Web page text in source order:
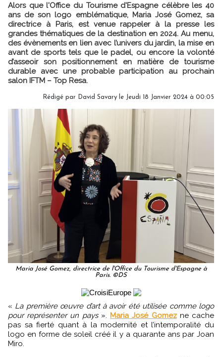
Alors que l'Office du Tourisme d'Espagne célèbre les 40
ans de son logo emblématique, Maria José Gomez, sa
directrice à Paris, est venue rappeler à la presse les
grandes thématiques de la destination en 2024. Au menu,
des évènements en lien avec l’univers du jardin, la mise en
avant de sports tels que le padel, ou encore la volonté
d’asseoir son positionnement en matière de tourisme
durable avec une probable participation au prochain
salon IFTM – Top Resa.
Rédigé par David Savary le Jeudi 18 Janvier 2024 à 00:05
Maria José Gomez, directrice de l'Office du Tourisme d'Espagne à
Paris. ©DS
« La première œuvre d’art à avoir été utilisée comme logo
pour représenter un pays». Maria José Gomezne cache
pas sa fierté quant à la modernité et l’intemporalité du
logo en forme de soleil créé il y a quarante ans par Joan
Miro.